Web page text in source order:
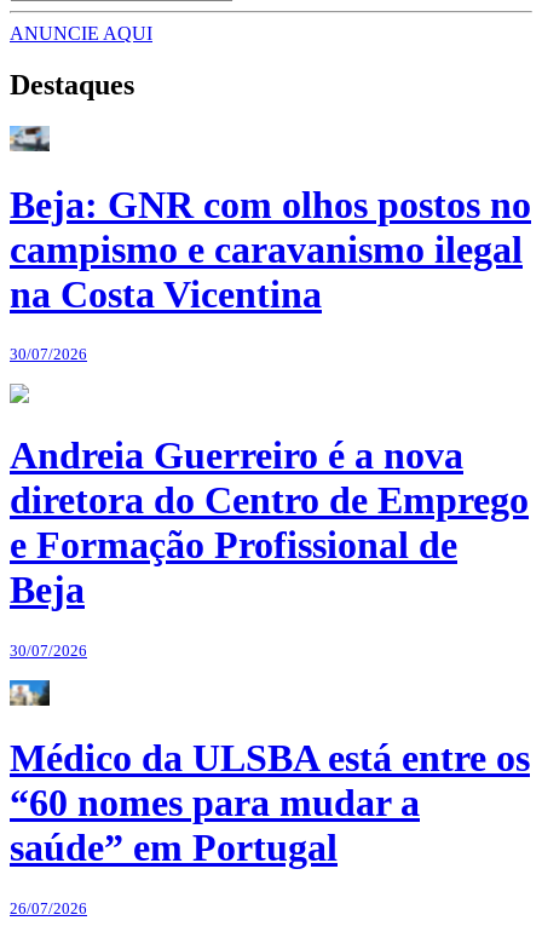
ANUNCIE AQUI
Destaques
Beja: GNR com olhos postos no
campismo e caravanismo ilegal
na Costa Vicentina
30/07/2026
Andreia Guerreiro é a nova
diretora do Centro de Emprego
e Formação Profissional de
Beja
30/07/2026
Médico da ULSBA está entre os
“60 nomes para mudar a
saúde” em Portugal
26/07/2026